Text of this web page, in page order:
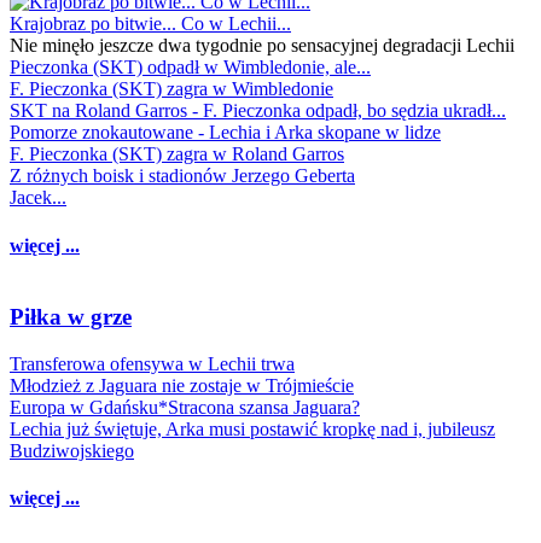
Krajobraz po bitwie... Co w Lechii...
Nie minęło jeszcze dwa tygodnie po sensacyjnej degradacji Lechii
Pieczonka (SKT) odpadł w Wimbledonie, ale...
F. Pieczonka (SKT) zagra w Wimbledonie
SKT na Roland Garros - F. Pieczonka odpadł, bo sędzia ukradł...
Pomorze znokautowane - Lechia i Arka skopane w lidze
F. Pieczonka (SKT) zagra w Roland Garros
Z różnych boisk i stadionów Jerzego Geberta
Jacek...
więcej ...
Piłka w grze
Transferowa ofensywa w Lechii trwa
Młodzież z Jaguara nie zostaje w Trójmieście
Europa w Gdańsku*Stracona szansa Jaguara?
Lechia już świętuje, Arka musi postawić kropkę nad i, jubileusz
Budziwojskiego
więcej ...